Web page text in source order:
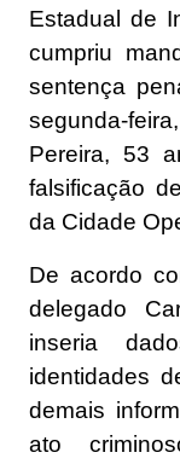
Estadual de
cumpriu
sentença
segunda-
Pereira, 53
falsificação
da Cidade
De acordo
delegado
inseria
identidades
demais
ato